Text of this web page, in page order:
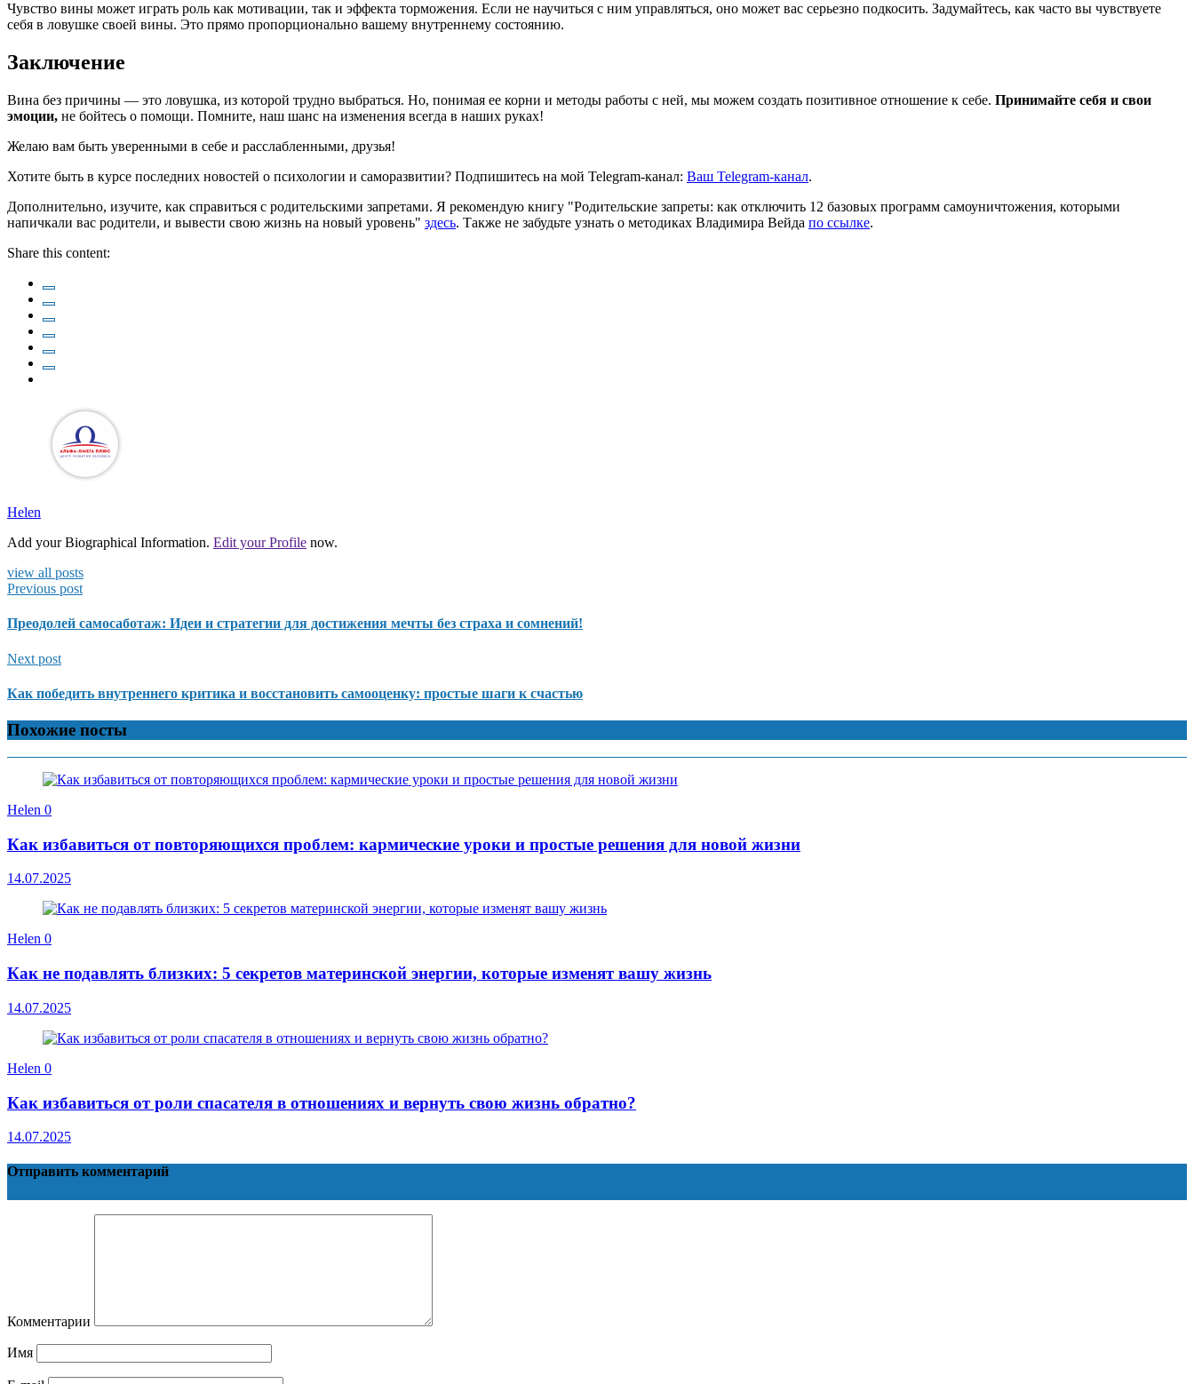
Чувство вины может играть роль как мотивации, так и эффекта торможения. Если не научиться с ним управляться, оно может вас серьезно подкосить. Задумайтесь, как часто вы чувствуете
себя в ловушке своей вины. Это прямо пропорционально вашему внутреннему состоянию.
Заключение
Вина без причины — это ловушка, из которой трудно выбраться. Но, понимая ее корни и методы работы с ней, мы можем создать позитивное отношение к себе. Принимайте себя и свои
эмоции, не бойтесь о помощи. Помните, наш шанс на изменения всегда в наших руках!
Желаю вам быть уверенными в себе и расслабленными, друзья!
Хотите быть в курсе последних новостей о психологии и саморазвитии? Подпишитесь на мой Telegram-канал: Ваш Telegram-канал.
Дополнительно, изучите, как справиться с родительскими запретами. Я рекомендую книгу "Родительские запреты: как отключить 12 базовых программ самоуничтожения, которыми
напичкали вас родители, и вывести свою жизнь на новый уровень" здесь. Также не забудьте узнать о методиках Владимира Вейда по ссылке.
Share this content:
Helen
Add your Biographical Information. Edit your Profile now.
view all posts
Previous post
Преодолей самосаботаж: Идеи и стратегии для достижения мечты без страха и сомнений!
Next post
Как победить внутреннего критика и восстановить самооценку: простые шаги к счастью
Похожие посты
Helen 0
Как избавиться от повторяющихся проблем: кармические уроки и простые решения для новой жизни
14.07.2025
Helen 0
Как не подавлять близких: 5 секретов материнской энергии, которые изменят вашу жизнь
14.07.2025
Helen 0
Как избавиться от роли спасателя в отношениях и вернуть свою жизнь обратно?
14.07.2025
Отправить комментарий
Комментарии
Имя